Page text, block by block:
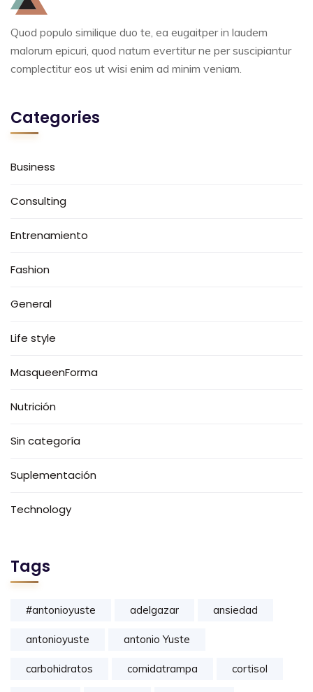
Quod populo similique duo te, ea eugaitper in laudem
malorum epicuri, quod natum evertitur ne per suscipiantur
complectitur eos ut wisi enim ad minim veniam.
Categories
Business
Consulting
Entrenamiento
Fashion
General
Life style
MasqueenForma
Nutrición
Sin categoría
Suplementación
Technology
Tags
#antonioyuste adelgazar ansiedad
antonioyuste antonio Yuste
carbohidratos comidatrampa cortisol